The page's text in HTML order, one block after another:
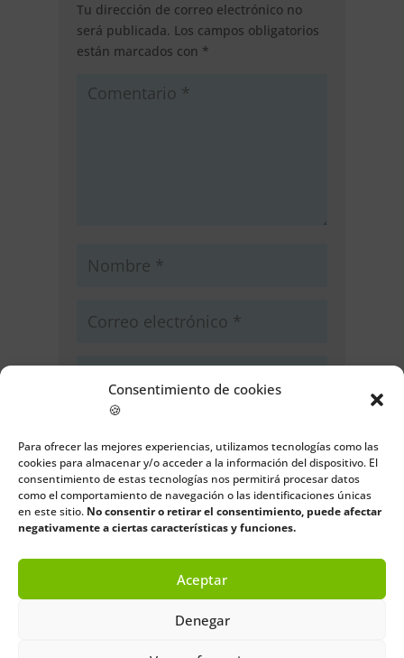
Consentimiento de cookies
🍪
Para ofrecer las mejores experiencias, utilizamos tecnologías como las
cookies para almacenar y/o acceder a la información del dispositivo. El
consentimiento de estas tecnologías nos permitirá procesar datos
como el comportamiento de navegación o las identificaciones únicas
en este sitio. No consentir o retirar el consentimiento, puede afectar
negativamente a ciertas características y funciones.
Aceptar
Denegar
Tu dirección de correo electrónico no
será publicada. Los campos obligatorios
están marcados con *
electrónico y web en este navegador
para la próxima vez que comente.
Enviar comentario